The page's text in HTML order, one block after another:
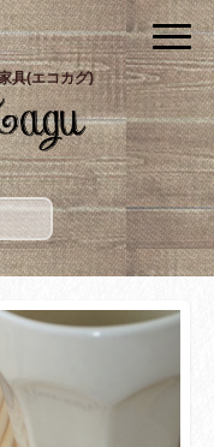
具(エコカグ)